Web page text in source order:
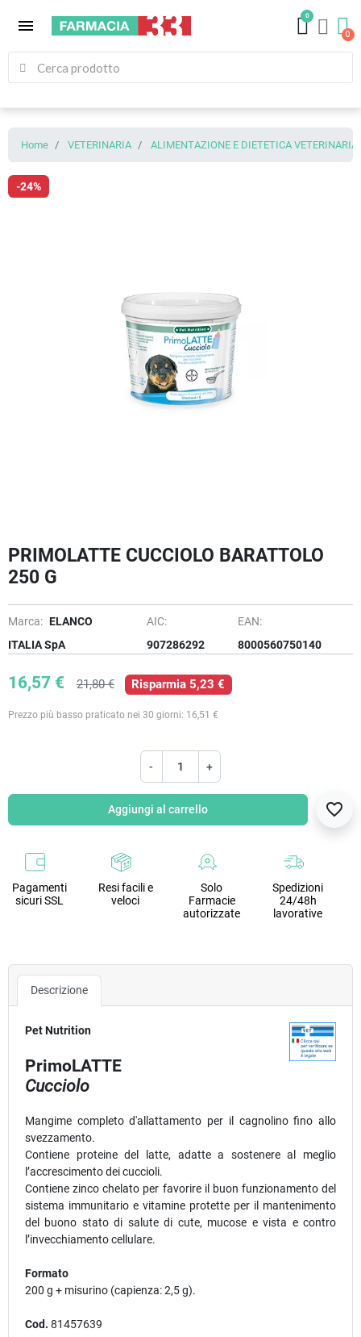
menu
0
Home VETERINARIA ALIMENTAZIONE E DIETETICA VETERINARIA
-24%
PRIMOLATTE CUCCIOLO BARATTOLO
250 G
Marca: ELANCO
ITALIA SpA
AIC:
907286292
EAN:
8000560750140
16,57 € 21,80 € Risparmia 5,23 €
Prezzo più basso praticato nei 30 giorni: 16,51 €
- +
Aggiungi al carrello favorite_border
Pagamenti
sicuri SSL
Resi facili e
veloci
Solo
Farmacie
autorizzate
Spedizioni
24/48h
lavorative
Descrizione
Pet Nutrition
PrimoLATTE
Cucciolo
Mangime completo d'allattamento per il cagnolino fino allo
svezzamento.
Contiene proteine del latte, adatte a sostenere al meglio
l’accrescimento dei cuccioli.
Contiene zinco chelato per favorire il buon funzionamento del
sistema immunitario e vitamine protette per il mantenimento
del buono stato di salute di cute, mucose e vista e contro
l’invecchiamento cellulare.
Formato
200 g + misurino (capienza: 2,5 g).
Cod. 81457639